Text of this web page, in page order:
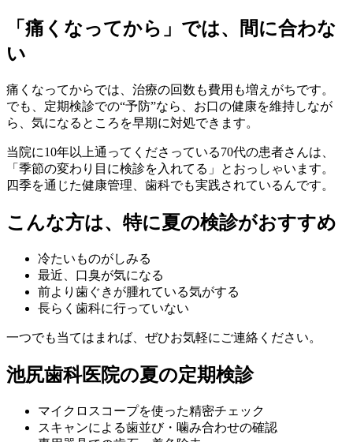
「痛くなってから」では、間に合わな
い
痛くなってからでは、治療の回数も費用も増えがちです。
でも、定期検診での“予防”なら、お口の健康を維持しなが
ら、気になるところを早期に対処できます。
当院に10年以上通ってくださっている70代の患者さんは、
「季節の変わり目に検診を入れてる」とおっしゃいます。
四季を通じた健康管理、歯科でも実践されているんです。
こんな方は、特に夏の検診がおすすめ
冷たいものがしみる
最近、口臭が気になる
前より歯ぐきが腫れている気がする
長らく歯科に行っていない
一つでも当てはまれば、ぜひお気軽にご連絡ください。
池尻歯科医院の夏の定期検診
マイクロスコープを使った精密チェック
スキャンによる歯並び・噛み合わせの確認